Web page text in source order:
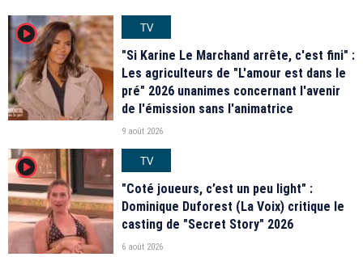
player2
TV
"Si Karine Le Marchand arrête, c'est fini" :
Les agriculteurs de "L'amour est dans le
pré" 2026 unanimes concernant l'avenir
de l'émission sans l'animatrice
9 août 2026
player2
TV
"Coté joueurs, c’est un peu light" :
Dominique Duforest (La Voix) critique le
casting de "Secret Story" 2026
6 août 2026